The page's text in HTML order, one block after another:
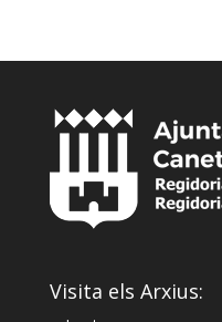
Visita els Arxius: